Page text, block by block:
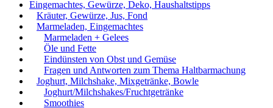
Eingemachtes, Gewürze, Deko, Haushaltstipps
Kräuter, Gewürze, Jus, Fond
Marmeladen, Eingemachtes
Marmeladen + Gelees
Öle und Fette
Eindünsten von Obst und Gemüse
Fragen und Antworten zum Thema Haltbarmachung
Joghurt, Milchshake, Mixgetränke, Bowle
Joghurt/Milchshakes/Fruchtgetränke
Smoothies